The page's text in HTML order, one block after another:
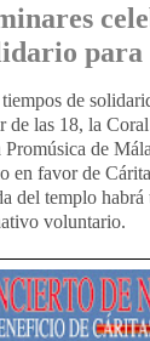
para
de
de las 18, la
Promúsica de
en favor de
del templo
voluntario.